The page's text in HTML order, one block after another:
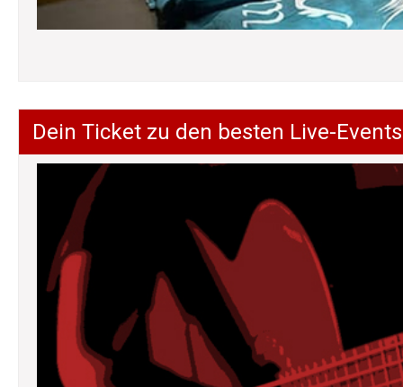
Dein Ticket zu den besten Live-Events